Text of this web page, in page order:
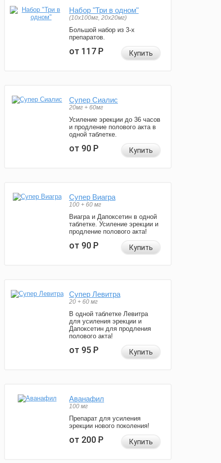
Набор "Три в одном"
(10x100мг, 20x20мг)
Большой набор из 3-х
препаратов.
от 117Р Купить
Супер Сиалис
20мг + 60мг
Усиление эрекции до 36 часов
и продление полового акта в
одной таблетке.
от 90Р Купить
Супер Виагра
100 + 60 мг
Виагра и Дапоксетин в одной
таблетке. Усиление эрекции и
продление полового акта!
от 90Р Купить
Супер Левитра
20 + 60 мг
В одной таблетке Левитра
для усиления эрекции и
Дапоксетин для продления
полового акта!
от 95Р Купить
Аванафил
100 мг
Препарат для усиления
эрекции нового поколения!
от 200Р Купить